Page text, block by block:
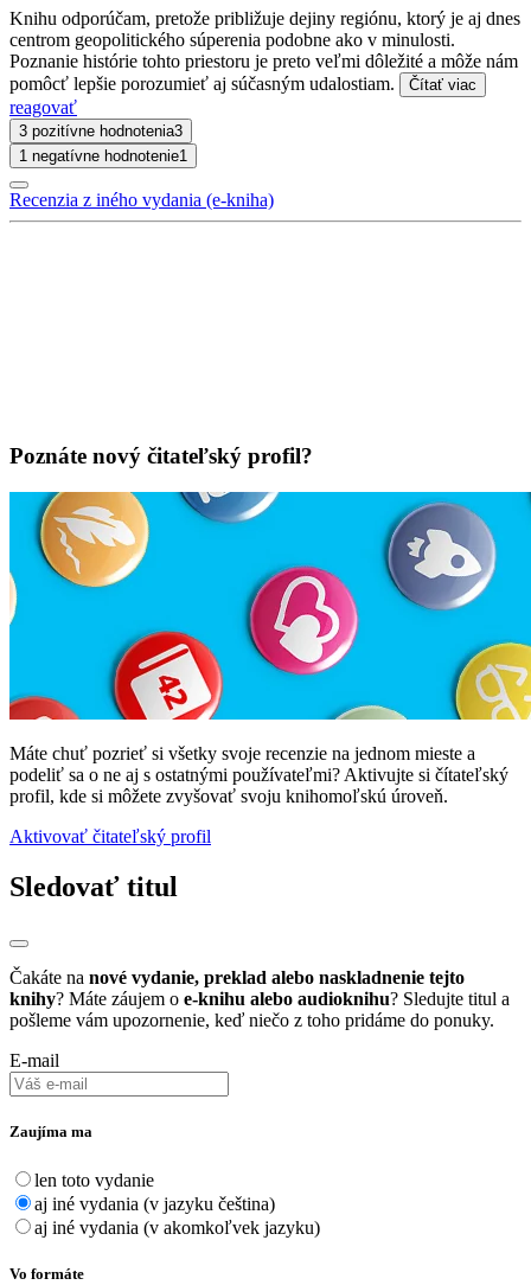
Knihu odporúčam, pretože približuje dejiny regiónu, ktorý je aj dnes
centrom geopolitického súperenia podobne ako v minulosti.
Poznanie histórie tohto priestoru je preto veľmi dôležité a môže nám
pomôcť lepšie porozumieť aj súčasným udalostiam.
Čítať viac
reagovať
3 pozitívne hodnotenia3
1 negatívne hodnotenie1
Recenzia z iného vydania (e-kniha)
Poznáte nový čitateľský profil?
Máte chuť pozrieť si všetky svoje recenzie na jednom mieste a
podeliť sa o ne aj s ostatnými používateľmi? Aktivujte si čítateľský
profil, kde si môžete zvyšovať svoju knihomoľskú úroveň.
Aktivovať čitateľský profil
Sledovať titul
Čakáte na nové vydanie, preklad alebo naskladnenie tejto
knihy? Máte záujem o e-knihu alebo audioknihu? Sledujte titul a
pošleme vám upozornenie, keď niečo z toho pridáme do ponuky.
E-mail
Zaujíma ma
len toto vydanie
aj iné vydania (v jazyku čeština)
aj iné vydania (v akomkoľvek jazyku)
Vo formáte